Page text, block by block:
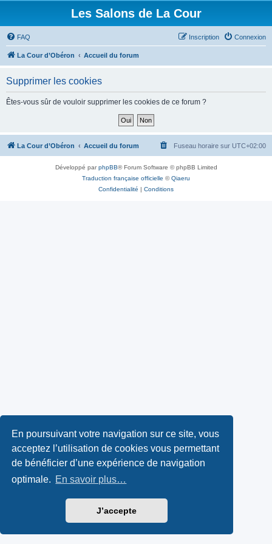
En poursuivant votre navigation sur ce site, vous
acceptez l’utilisation de cookies vous permettant
de bénéficier d’une expérience de navigation
optimale. En savoir plus…
J’accepte
Les Salons de La Cour
FAQ Connexion
Inscription
La Cour d’Obéron Accueil du forum
Supprimer les cookies
Êtes-vous sûr de vouloir supprimer les cookies de ce forum ?
La Cour d’Obéron Accueil du forum Fuseau horaire sur UTC+02:00
Développé parphpBB® Forum Software © phpBB Limited
Traduction française officielle ©Qiaeru
Confidentialité | Conditions